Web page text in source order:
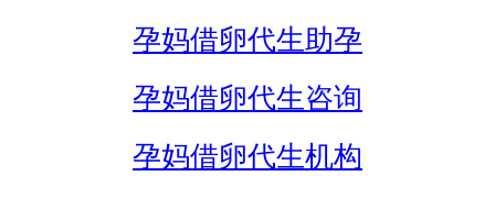
孕妈借卵代生助孕
孕妈借卵代生咨询
孕妈借卵代生机构